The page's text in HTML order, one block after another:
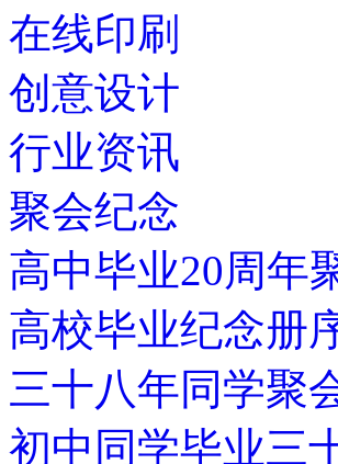
在线印刷
创意设计
行业资讯
聚会纪念
高中毕业20周年
高校毕业纪念册
三十八年同学聚
初中同学毕业三